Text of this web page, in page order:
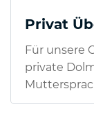
Privat
Für unsere
private